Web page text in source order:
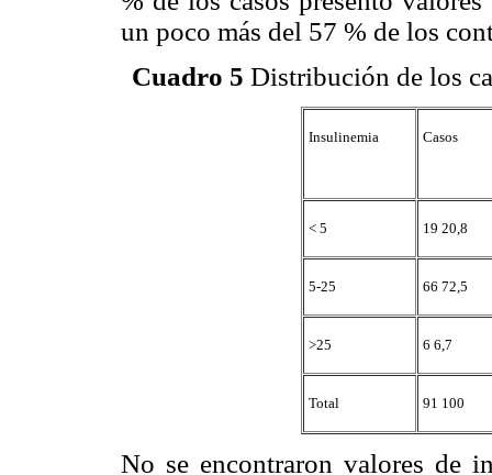
un poco más del 57 % de los
Cuadro 5 Distribución de los
Insulinemia Casos
< 5 19 20,8
5-25 66 72,5
>25 6 6,7
Total 91 100
No se encontraron valores de